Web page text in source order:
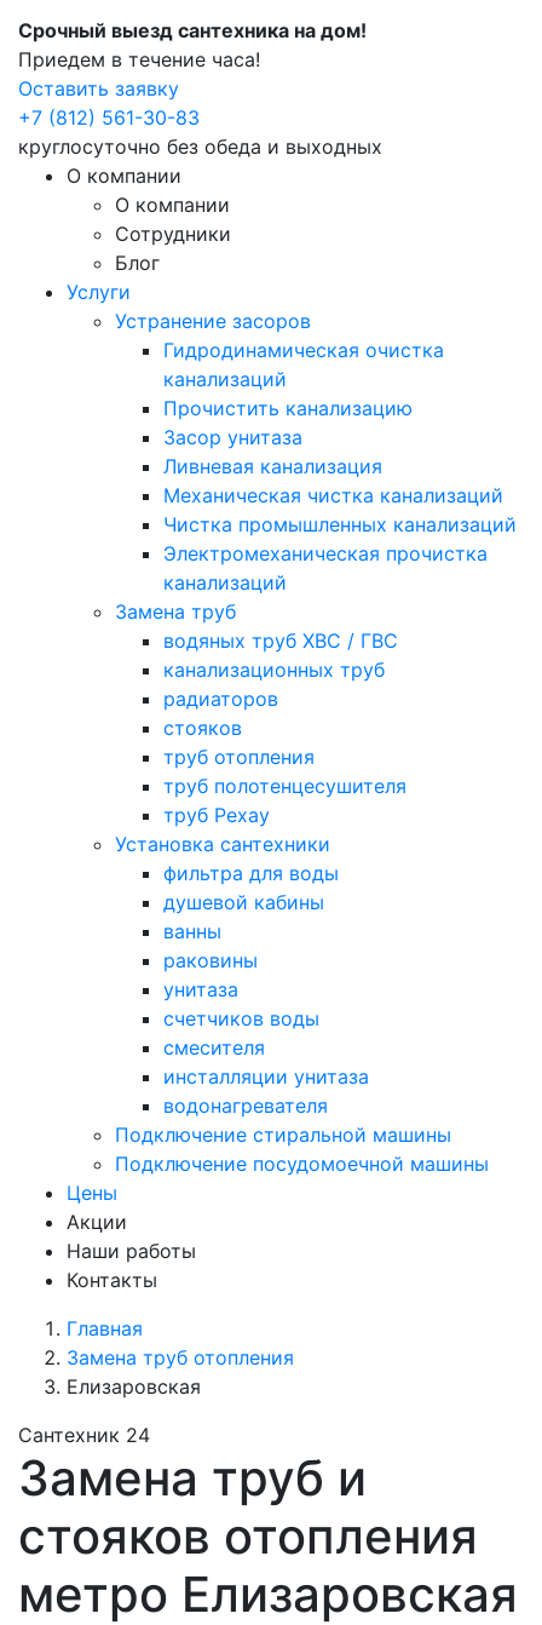
Срочный выезд сантехника на дом!
Приедем в течение часа!
Оставить заявку
+7 (812) 561-30-83
круглосуточно без обеда и выходных
О компании
О компании
Сотрудники
Блог
Услуги
Устранение засоров
Гидродинамическая очистка
канализаций
Прочистить канализацию
Засор унитаза
Ливневая канализация
Механическая чистка канализаций
Чистка промышленных канализаций
Электромеханическая прочистка
канализаций
Замена труб
водяных труб ХВС / ГВС
канализационных труб
радиаторов
стояков
труб отопления
труб полотенцесушителя
труб Рехау
Установка сантехники
фильтра для воды
душевой кабины
ванны
раковины
унитаза
счетчиков воды
смесителя
инсталляции унитаза
водонагревателя
Подключение стиральной машины
Подключение посудомоечной машины
Цены
Акции
Наши работы
Контакты
Главная
Замена труб отопления
Елизаровская
Сантехник 24
Замена труб и
стояков отопления
метро Елизаровская